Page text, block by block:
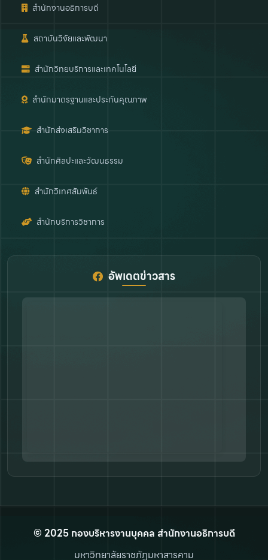
สำนักงานอธิการบดี
สถาบันวิจัยและพัฒนา
สำนักวิทยบริการและเทคโนโลยี
สำนักมาตรฐานและประกันคุณภาพ
สำนักส่งเสริมวิชาการ
สำนักศิลปะและวัฒนธรรม
สำนักวิเทศสัมพันธ์
สำนักบริการวิชาการ
อัพเดตข่าวสาร
© 2025 กองบริหารงานบุคคล สำนักงานอธิการบดี
มหาวิทยาลัยราชภัฏมหาสารคาม